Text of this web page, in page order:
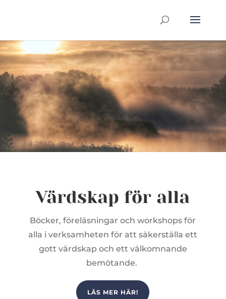
Värdskap för alla
Böcker, föreläsningar och workshops för
alla i verksamheten för att säkerställa ett
gott värdskap och ett välkomnande
bemötande.
LÄS MER HÄR!